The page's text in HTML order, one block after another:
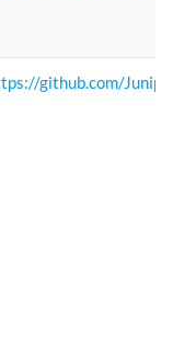
github.com/